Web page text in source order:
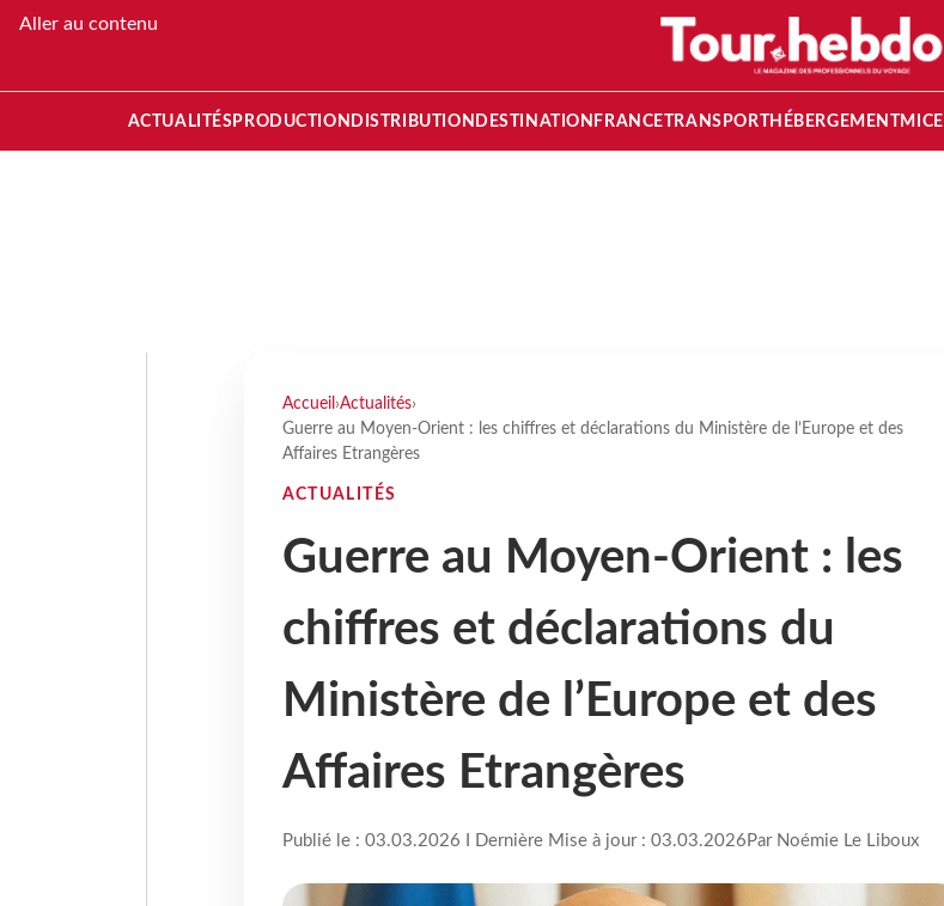
Aller au contenu
ACTUALITÉS PRODUCTION DISTRIBUTION DESTINATION FRANCETRANSPORT HÉBERGEMENTMICE
Accueil ›Actualités›
Guerre au Moyen-Orient : les chiffres et déclarations du Ministère de l’Europe et des
Affaires Etrangères
ACTUALITÉS
Guerre au Moyen-Orient : les
chiffres et déclarations du
Ministère de l’Europe et des
Affaires Etrangères
Publié le : 03.03.2026 I Dernière Mise à jour : 03.03.2026 Par Noémie Le Liboux